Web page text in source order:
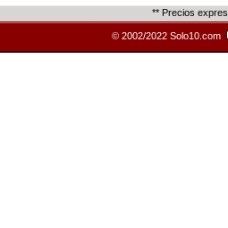
** Precios
© 2002/2022 Solo10.com